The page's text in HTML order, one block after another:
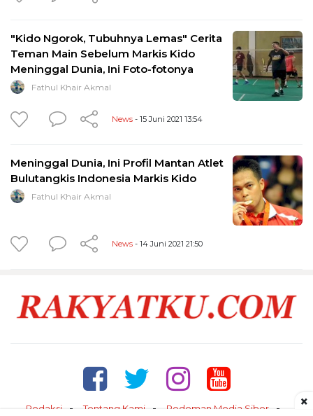
"Kido Ngorok, Tubuhnya Lemas" Cerita
Teman Main Sebelum Markis Kido
Meninggal Dunia, Ini Foto-fotonya
Fathul Khair Akmal
News - 15 Juni 2021 13:54
Meninggal Dunia, Ini Profil Mantan Atlet
Bulutangkis Indonesia Markis Kido
Fathul Khair Akmal
News - 14 Juni 2021 21:50
Redaksi Tentang Kami Pedoman Media Siber ×